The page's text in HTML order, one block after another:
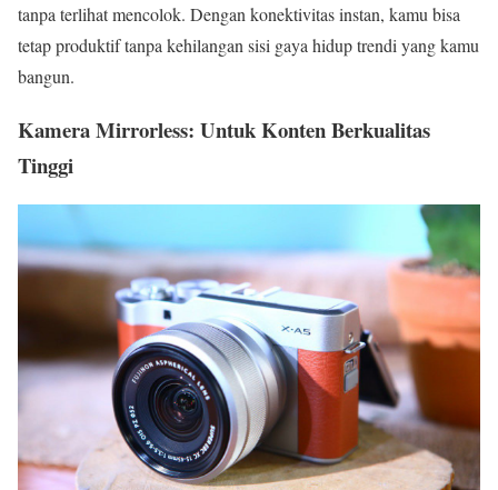
tanpa terlihat mencolok. Dengan konektivitas instan, kamu bisa
tetap produktif tanpa kehilangan sisi gaya hidup trendi yang kamu
bangun.
Kamera Mirrorless: Untuk Konten Berkualitas
Tinggi